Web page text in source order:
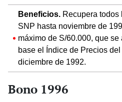
Beneficios. Recupera todos
SNP hasta noviembre de
máximo de S/60.000, que
base el Índice de Precios
diciembre de 1992.
Bono 1996